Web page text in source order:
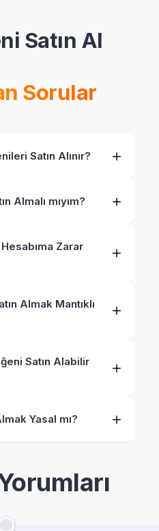
Satın Al
Sorular
Satın Alınır?
Almalı mıyım?
Zarar
Almak Mantıklı
Satın Alabilir
Yasal mı?